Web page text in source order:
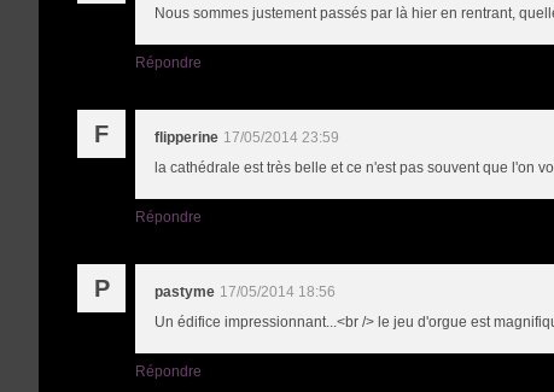
Nous sommes justement passés par là hier en rentrant,
Répondre
F flipperine 17/05/2014 23:59
la cathédrale est très belle et ce n'est pas souvent que l'on
Répondre
P pastyme 17/05/2014 18:56
Un édifice impressionnant...<br /> le jeu d'orgue est
Répondre